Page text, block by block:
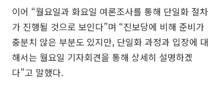
이어 “월요일과 화요일 여론조사를 통해 단일화 절차
가 진행될 것으로 보인다”며 “진보당에 비해 준비가
충분치 않은 부분도 있지만, 단일화 과정과 입장에 대
해서는 월요일 기자회견을 통해 상세히 설명하겠
다”고 말했다.